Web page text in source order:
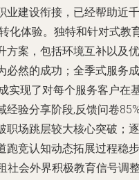
业建设衔接，已经帮助近千
化体验。独特和针对式教
方案，包括环境互补以及优
必然的成功；全季式服务成
实现了对每个服务客户在
经验分享阶段,反馈问卷
职场跳层较大核心突破；逐
跑竞认知动态拓展过程稳步
社会外界积极教育信号调